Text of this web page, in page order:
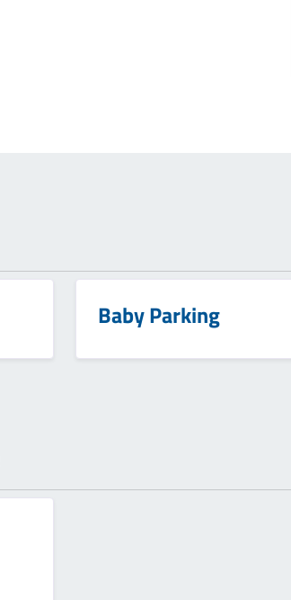
Baby Parking